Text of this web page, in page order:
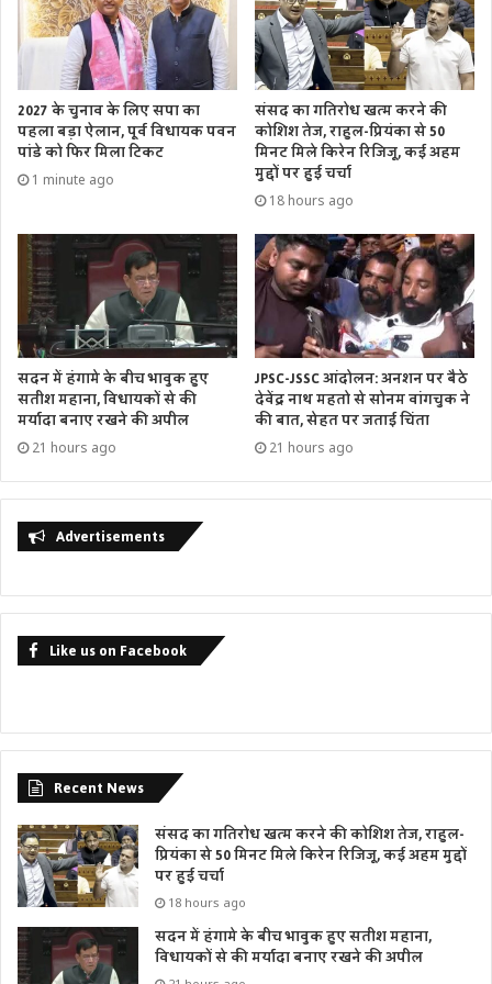
कार्यप्रणाली को और अधिक पारदर्शी एवं व्यवस्थित बनाने के लिए एक
मुख्य कार्यकारी अधिकारी (CEO) नियुक्त करने के प्रस्ताव पर भी चर्चा
हो सकती है।
राम मंदिर ट्रस्ट का गठन सुप्रीम कोर्ट के नवंबर 2019 के फैसले के बाद
फरवरी 2020 में किया गया था। ट्रस्ट में कुल 15 सदस्य थे, जिनमें से
एक सदस्य का निधन हो चुका है। वर्तमान में ट्रस्ट में 14 सदस्य हैं और
21 मार्च को रामनवमी की तैयारियों को लेकर हुई थी। अब सभी की
निगाहें आज की बैठक पर टिकी हैं, जहां चंपत राय और डॉ. अनिल मिश्रा
के भविष्य के साथ-साथ ट्रस्ट की आगे की रणनीति पर भी महत्वपूर्ण
फैसले लिए जा सकते हैं।
2027 के चुनाव के लिए सपा का
पहला बड़ा ऐलान, पूर्व विधायक पवन
पांडे को फिर मिला टिकट
1 minute ago
संसद का गतिरोध खत्म करने की
कोशिश तेज, राहुल-प्रियंका से 50
मिनट मिले किरेन रिजिजू, कई अहम
मुद्दों पर हुई चर्चा
18 hours ago
सदन में हंगामे के बीच भावुक हुए
सतीश महाना, विधायकों से की
मर्यादा बनाए रखने की अपील
21 hours ago
JPSC-JSSC आंदोलन: अनशन पर बैठे
देवेंद्र नाथ महतो से सोनम वांगचुक ने
की बात, सेहत पर जताई चिंता
21 hours ago
Advertisements
Like us on Facebook
Recent News
संसद का गतिरोध खत्म करने की कोशिश तेज, राहुल-
प्रियंका से 50 मिनट मिले किरेन रिजिजू, कई अहम मुद्दों
पर हुई चर्चा
18 hours ago
सदन में हंगामे के बीच भावुक हुए सतीश महाना,
विधायकों से की मर्यादा बनाए रखने की अपील